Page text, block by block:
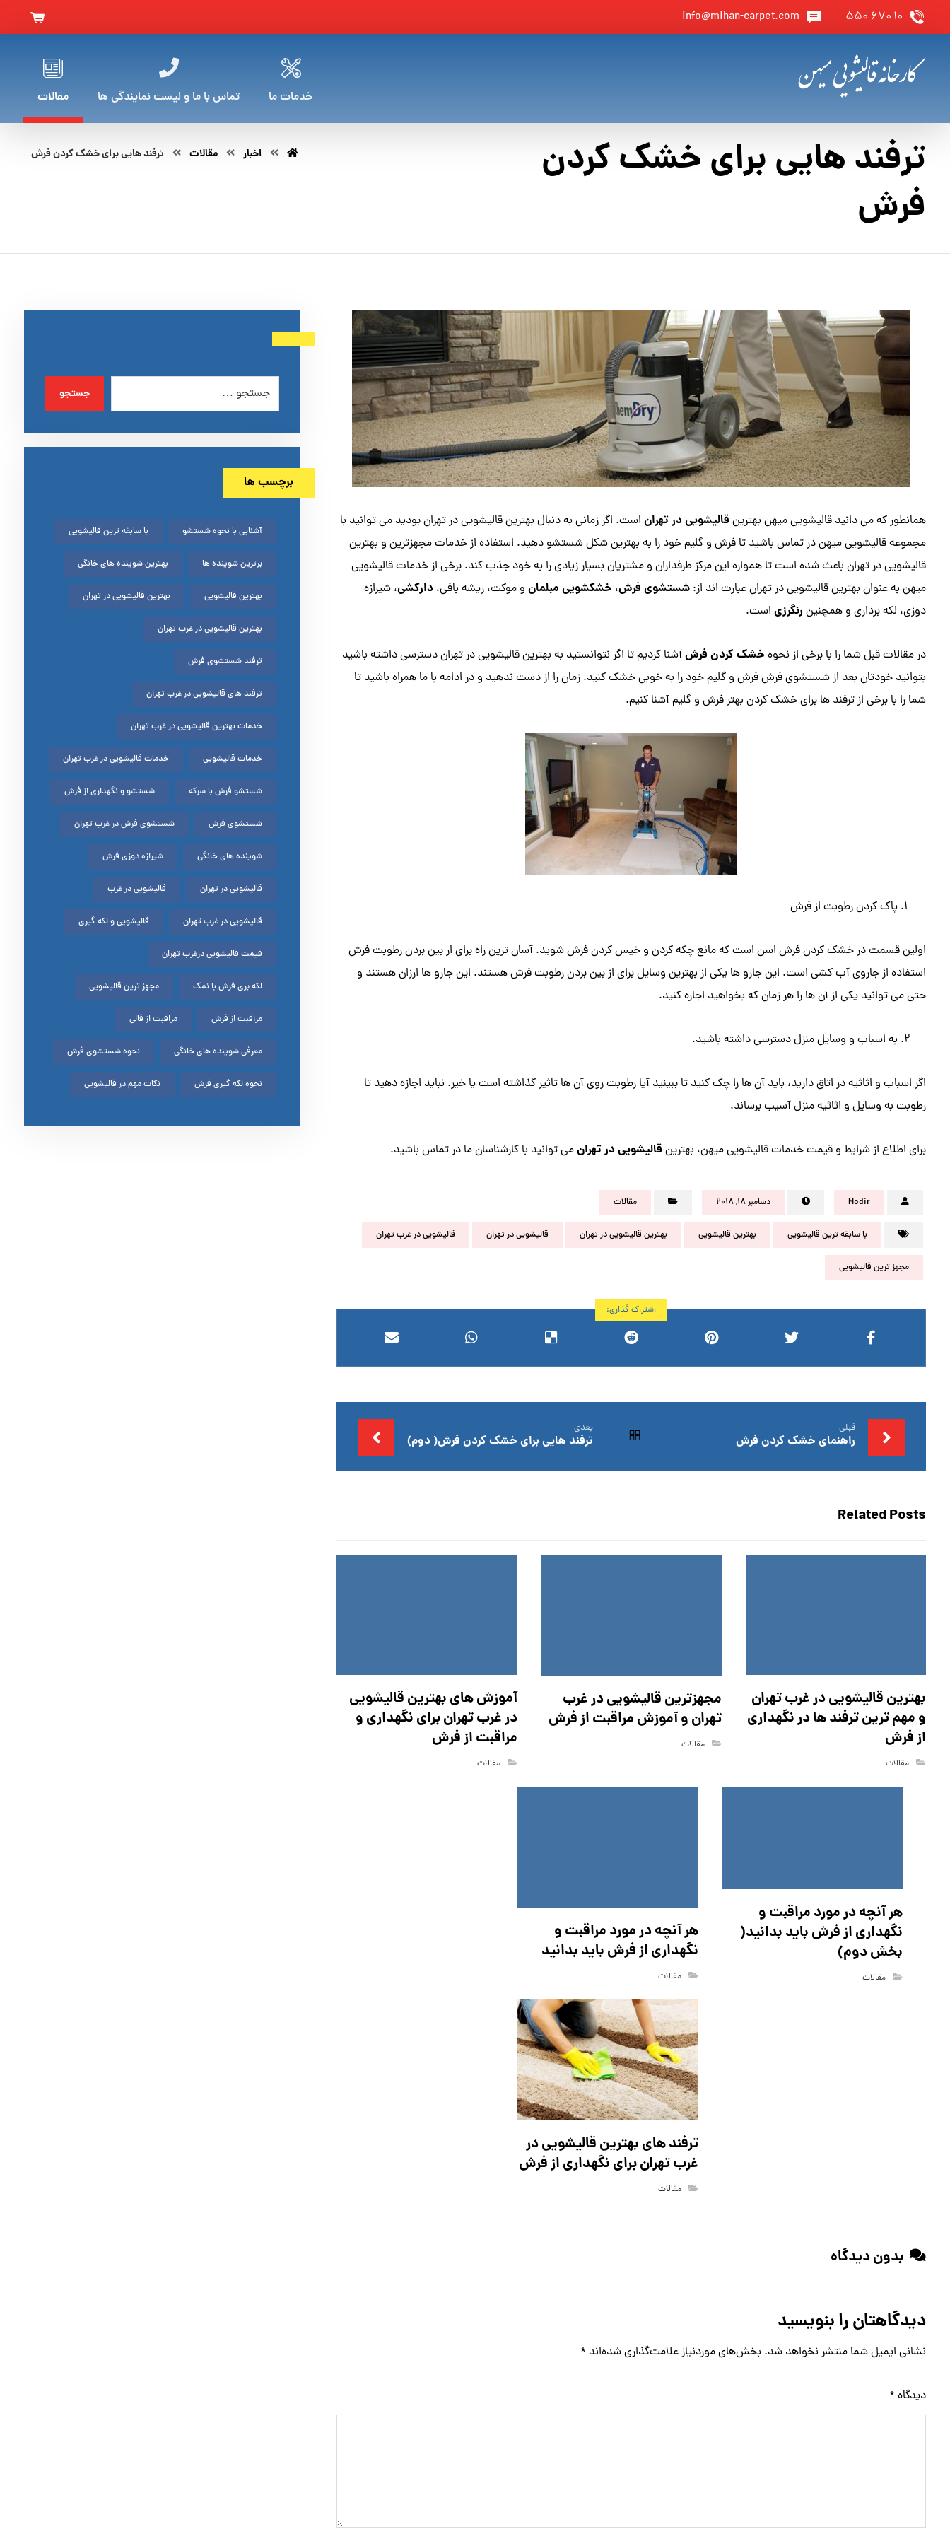
۱۰ ۶۷۰ ۵۵۰ info@mihan-carpet.com
خدمات ما تماس با ما و لیست نمایندگی ها مقالات
ترفند هایی برای خشک کردن
فرش
اخبار مقالات ترفند هایی برای خشک کردن فرش
همانطور که می دانید قالیشویی میهن بهترین قالیشویی در تهراناست. اگر زمانی به دنبال بهترین قالیشویی در تهران بودید می توانید با
مجموعه قالیشویی میهن در تماس باشید تا فرش و گلیم خود را به بهترین شکل شستشو دهید. استفاده از خدمات مجهزترین و بهترین
قالیشویی در تهران باعث شده است تا همواره این مرکز طرفداران و مشتریان بسیار زیادی را به خود جذب کند. برخی از خدمات قالیشویی
میهن به عنوان بهترین قالیشویی در تهران عبارت اند از: شستشوی فرش، خشکشویی مبلمانو موکت، ریشه بافی، دارکشی، شیرازه
دوزی، لکه برداری و همچنین رنگرزی است.
در مقالات قبل شما را با برخی از نحوه خشک کردن فرشآشنا کردیم تا اگر نتوانستید به بهترین قالیشویی در تهران دسترسی داشته باشید
بتوانید خودتان بعد از شستشوی فرش فرش و گلیم خود را به خوبی خشک کنید. زمان را از دست ندهید و در ادامه با ما همراه باشید تا
شما را با برخی از ترفند ها برای خشک کردن بهتر فرش و گلیم آشنا کنیم.
پاک کردن رطوبت از فرش
اولین قسمت در خشک کردن فرش اسن است که مانع چکه کردن و خیس کردن فرش شوید. آسان ترین راه برای ار بین بردن رطوبت فرش
استفاده از جاروی آب کشی است. این جارو ها یکی از بهترین وسایل برای از بین بردن رطوبت فرش هستند. این جارو ها ارزان هستند و
حتی می توانید یکی از آن ها را هر زمان که بخواهید اجاره کنید.
به اسباب و وسایل منزل دسترسی داشته باشید.
اگر اسباب و اثاثیه در اتاق دارید، باید آن ها را چک کنید تا ببینید آیا رطوبت روی آن ها تاثیر گذاشته است یا خیر. نباید اجازه دهید تا
رطوبت به وسایل و اثاثیه منزل آسیب برساند.
برای اطلاع از شرایط و قیمت خدمات قالیشویی میهن، بهترینقالیشویی در تهرانمی توانید با کارشناسان ما در تماس باشید.
Modir دسامبر ۱۸, ۲۰۱۸ مقالات
با سابقه ترین قالیشویی بهترین قالیشویی بهترین قالیشویی در تهران قالیشویی در تهران قالیشویی در غرب تهران
مجهز ترین قالیشویی
قبلی
راهنمای خشک کردن فرش
بعدی
ترفند هایی برای خشک کردن فرش( دوم)
Related Posts
بهترین قالیشویی در غرب تهران
و مهم ترین ترفند ها در نگهداری
از فرش
مقالات
مجهزترین قالیشویی در غرب
تهران و آموزش مراقبت از فرش
مقالات
آموزش های بهترین قالیشویی
در غرب تهران برای نگهداری و
مراقبت از فرش
مقالات
هر آنچه در مورد مراقبت و
نگهداری از فرش باید بدانید(
بخش دوم)
مقالات
هر آنچه در مورد مراقبت و
نگهداری از فرش باید بدانید
مقالات
ترفند های بهترین قالیشویی در
غرب تهران برای نگهداری از فرش
مقالات
بدون دیدگاه
دیدگاهتان را بنویسید
نشانی ایمیل شما منتشر نخواهد شد. بخش‌های موردنیاز علامت‌گذاری شده‌اند *
دیدگاه *
جستجو
برچسب ها
آشنایی با نحوه شستشو با سابقه ترین قالیشویی
برترین شوینده ها بهترین شوینده های خانگی
بهترین قالیشویی بهترین قالیشویی در تهران
بهترین قالیشویی در غرب تهران
ترفند شستشوی فرش
ترفند های قالیشویی در غرب تهران
خدمات بهترین قالیشویی در غرب تهران
خدمات قالیشویی خدمات قالیشویی در غرب تهران
شستشو فرش با سرکه شستشو و نگهداری از فرش
شستشوی فرش شستشوی فرش در غرب تهران
شوینده های خانگی شیرازه دوزی فرش
قالیشویی در تهران قالیشویی در غرب
قالیشویی در غرب تهران قالیشویی و لکه گیری
قیمت قالیشویی درغرب تهران
لکه بری فرش با نمک مجهز ترین قالیشویی
مراقبت از فرش مراقبت از قالی
معرفی شوینده های خانگی نحوه شستشوی فرش
نحوه لکه گیری فرش نکات مهم در قالیشویی